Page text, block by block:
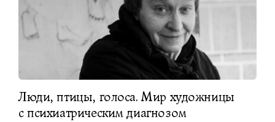
Люди, птицы, голоса. Мир художницы
с психиатрическим диагнозом